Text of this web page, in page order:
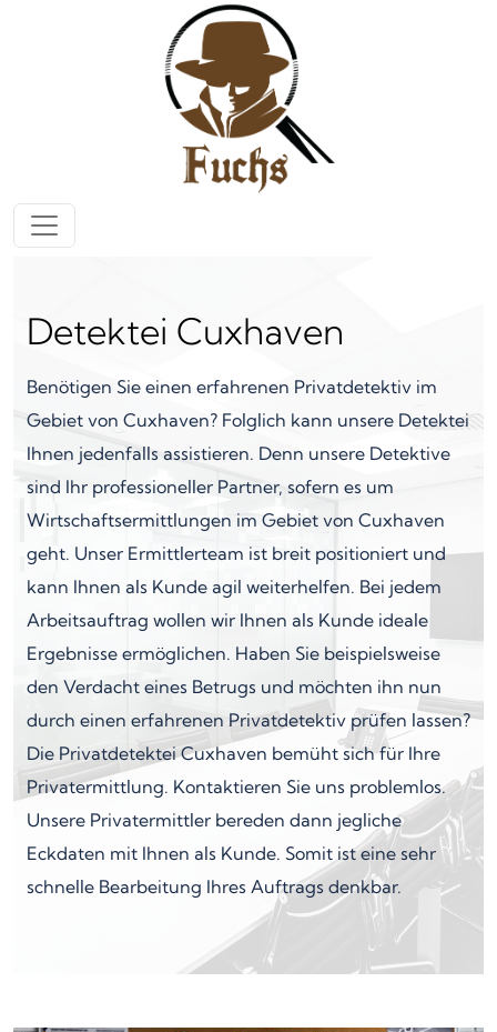
Zum Inhalt springen
Hauptnavigation
Detektei Cuxhaven
Benötigen Sie einen erfahrenen Privatdetektiv im
Gebiet von Cuxhaven? Folglich kann unsere Detektei
Ihnen jedenfalls assistieren. Denn unsere Detektive
sind Ihr professioneller Partner, sofern es um
Wirtschaftsermittlungen im Gebiet von Cuxhaven
geht. Unser Ermittlerteam ist breit positioniert und
kann Ihnen als Kunde agil weiterhelfen. Bei jedem
Arbeitsauftrag wollen wir Ihnen als Kunde ideale
Ergebnisse ermöglichen. Haben Sie beispielsweise
den Verdacht eines Betrugs und möchten ihn nun
durch einen erfahrenen Privatdetektiv prüfen lassen?
Die Privatdetektei Cuxhaven bemüht sich für Ihre
Privatermittlung. Kontaktieren Sie uns problemlos.
Unsere Privatermittler bereden dann jegliche
Eckdaten mit Ihnen als Kunde. Somit ist eine sehr
schnelle Bearbeitung Ihres Auftrags denkbar.